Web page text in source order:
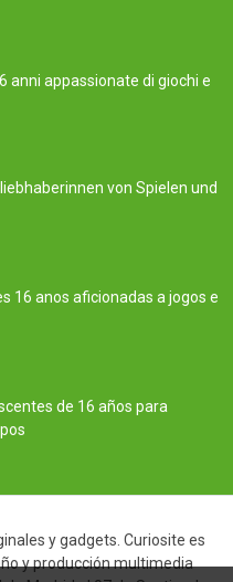
anni appassionate di giochi e
von Spielen und
16 anos aficionadas a jogos e
de 16 años para
y gadgets. Curiosite es
y producción multimedia